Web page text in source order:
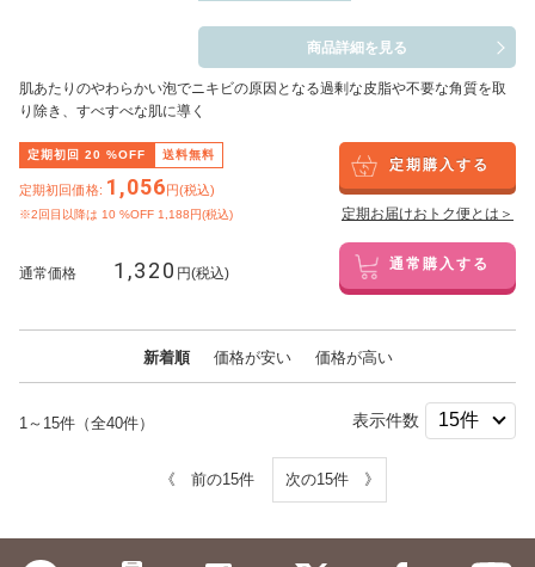
商品詳細を見る
肌あたりのやわらかい泡でニキビの原因となる過剰な皮脂や不要な角質を取
り除き、すべすべな肌に導く
定期初回 20 %OFF 送料無料
定期初回価格: 1,056円(税込)
※2回目以降は 10 %OFF 1,188円(税込)
定期購入する
定期お届けおトク便とは＞
通常価格 1,320 円(税込) 通常購入する
新着順 価格が安い 価格が高い
1～15件（全40件） 表示件数
《 前の15件 次の15件 》